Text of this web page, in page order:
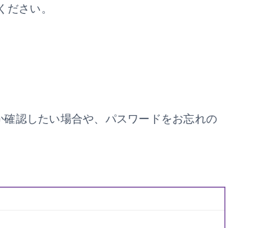
さい。
認したい場合や、パスワードをお忘れの